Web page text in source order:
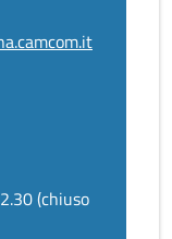
(chiuso